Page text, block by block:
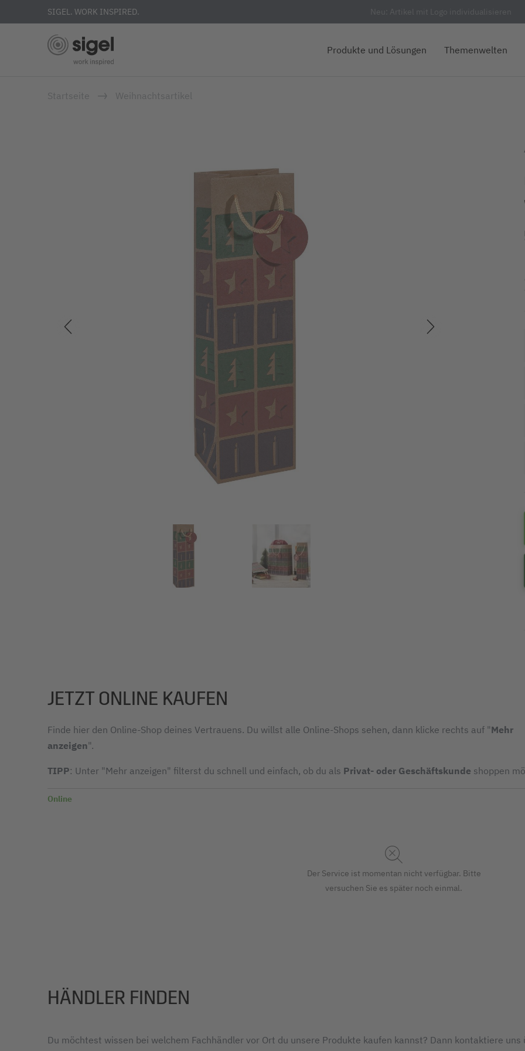
SIGEL. WORK INSPIRED. Neu: Artikel mit Logo individualisieren
Produkte und Lösungen Themenwelten
Startseite Weihnachtsartikel
JETZT ONLINE KAUFEN
Finde hier den Online-Shop deines Vertrauens. Du willst alle Online-Shops sehen, dann klicke rechts auf "Mehr
anzeigen".
TIPP: Unter "Mehr anzeigen" filterst du schnell und einfach, ob du als Privat- oder Geschäftskunde shoppen
Online
Der Service ist momentan nicht verfügbar. Bitte
versuchen Sie es später noch einmal.
HÄNDLER FINDEN
Du möchtest wissen bei welchem Fachhändler vor Ort du unsere Produkte kaufen kannst? Dann kontaktiere uns